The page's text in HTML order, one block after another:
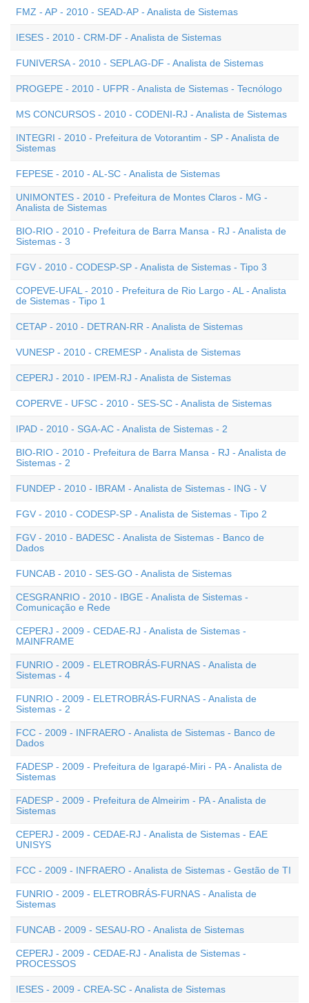
FMZ - AP - 2010 - SEAD-AP - Analista de Sistemas
IESES - 2010 - CRM-DF - Analista de Sistemas
FUNIVERSA - 2010 - SEPLAG-DF - Analista de Sistemas
PROGEPE - 2010 - UFPR - Analista de Sistemas - Tecnólogo
MS CONCURSOS - 2010 - CODENI-RJ - Analista de Sistemas
INTEGRI - 2010 - Prefeitura de Votorantim - SP - Analista de
Sistemas
FEPESE - 2010 - AL-SC - Analista de Sistemas
UNIMONTES - 2010 - Prefeitura de Montes Claros - MG -
Analista de Sistemas
BIO-RIO - 2010 - Prefeitura de Barra Mansa - RJ - Analista de
Sistemas - 3
FGV - 2010 - CODESP-SP - Analista de Sistemas - Tipo 3
COPEVE-UFAL - 2010 - Prefeitura de Rio Largo - AL - Analista
de Sistemas - Tipo 1
CETAP - 2010 - DETRAN-RR - Analista de Sistemas
VUNESP - 2010 - CREMESP - Analista de Sistemas
CEPERJ - 2010 - IPEM-RJ - Analista de Sistemas
COPERVE - UFSC - 2010 - SES-SC - Analista de Sistemas
IPAD - 2010 - SGA-AC - Analista de Sistemas - 2
BIO-RIO - 2010 - Prefeitura de Barra Mansa - RJ - Analista de
Sistemas - 2
FUNDEP - 2010 - IBRAM - Analista de Sistemas - ING - V
FGV - 2010 - CODESP-SP - Analista de Sistemas - Tipo 2
FGV - 2010 - BADESC - Analista de Sistemas - Banco de
Dados
FUNCAB - 2010 - SES-GO - Analista de Sistemas
CESGRANRIO - 2010 - IBGE - Analista de Sistemas -
Comunicação e Rede
CEPERJ - 2009 - CEDAE-RJ - Analista de Sistemas -
MAINFRAME
FUNRIO - 2009 - ELETROBRÁS-FURNAS - Analista de
Sistemas - 4
FUNRIO - 2009 - ELETROBRÁS-FURNAS - Analista de
Sistemas - 2
FCC - 2009 - INFRAERO - Analista de Sistemas - Banco de
Dados
FADESP - 2009 - Prefeitura de Igarapé-Miri - PA - Analista de
Sistemas
FADESP - 2009 - Prefeitura de Almeirim - PA - Analista de
Sistemas
CEPERJ - 2009 - CEDAE-RJ - Analista de Sistemas - EAE
UNISYS
FCC - 2009 - INFRAERO - Analista de Sistemas - Gestão de TI
FUNRIO - 2009 - ELETROBRÁS-FURNAS - Analista de
Sistemas
FUNCAB - 2009 - SESAU-RO - Analista de Sistemas
CEPERJ - 2009 - CEDAE-RJ - Analista de Sistemas -
PROCESSOS
IESES - 2009 - CREA-SC - Analista de Sistemas